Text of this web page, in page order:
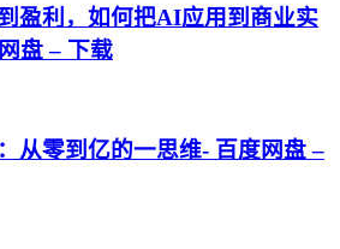
盈利，如何把AI应用到商业实
盘 – 下载
从零到亿的一思维- 百度网盘 –